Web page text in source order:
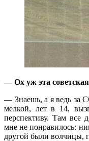
— Ох уж эта
— Знаешь, а я ведь за
мелкой, лет в 14,
перспективу. Там все
мне не понравилось:
другой были волчицы,